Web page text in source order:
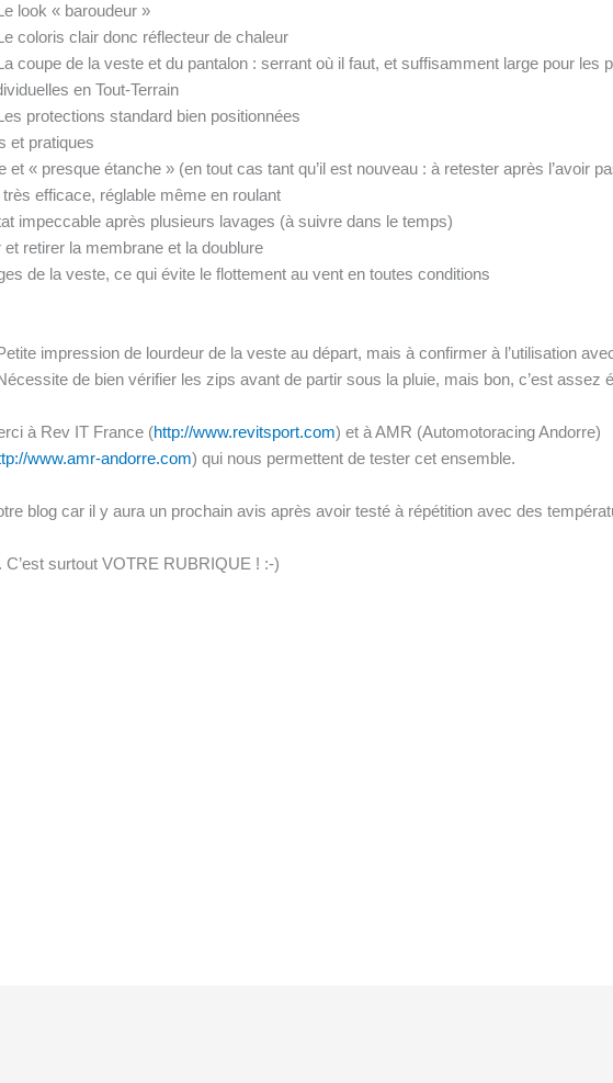
look « baroudeur »
coloris clair donc réflecteur de chaleur
coupe de la veste et du pantalon : serrant où il faut, et suffisamment large pour les
en Tout-Terrain
protections standard bien positionnées
et pratiques
et « presque étanche » (en tout cas tant qu’il est nouveau : à retester après l’avoir
efficace, réglable même en roulant
impeccable après plusieurs lavages (à suivre dans le temps)
retirer la membrane et la doublure
de la veste, ce qui évite le flottement au vent en toutes conditions
impression de lourdeur de la veste au départ, mais à confirmer à l’utilisation
de bien vérifier les zips avant de partir sous la pluie, mais bon, c’est assez
à Rev IT France (http://www.revitsport.com) et à AMR (Automotoracing Andorre)
www.amr-andorre.com) qui nous permettent de tester cet ensemble.
blog car il y aura un prochain avis après avoir testé à répétition avec des
surtout VOTRE RUBRIQUE ! :-)